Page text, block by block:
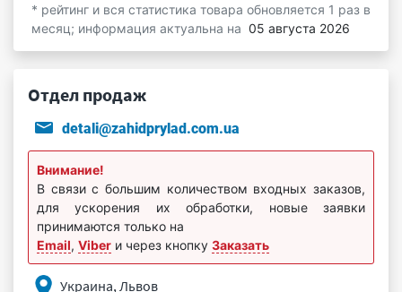
* рейтинг и вся статистика товара обновляется 1 раз в
месяц; информация актуальна на 05 августа 2026
Отдел продаж
detali@zahidprylad.com.ua
Внимание!
В связи с большим количеством входных заказов,
для ускорения их обработки, новые заявки
принимаются только на
Email, Viber и через кнопку Заказать
Украина, Львов